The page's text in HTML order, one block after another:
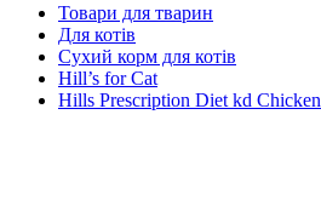
Товари для тварин
Для котів
Сухий корм для котів
Hill’s for Cat
Hills Prescription Diet kd